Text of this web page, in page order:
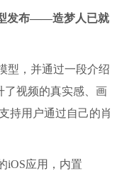
发布——造梦人已就
型，并通过一段介绍
了视频的真实感、画
持用户通过自己的肖
iOS应用，内置